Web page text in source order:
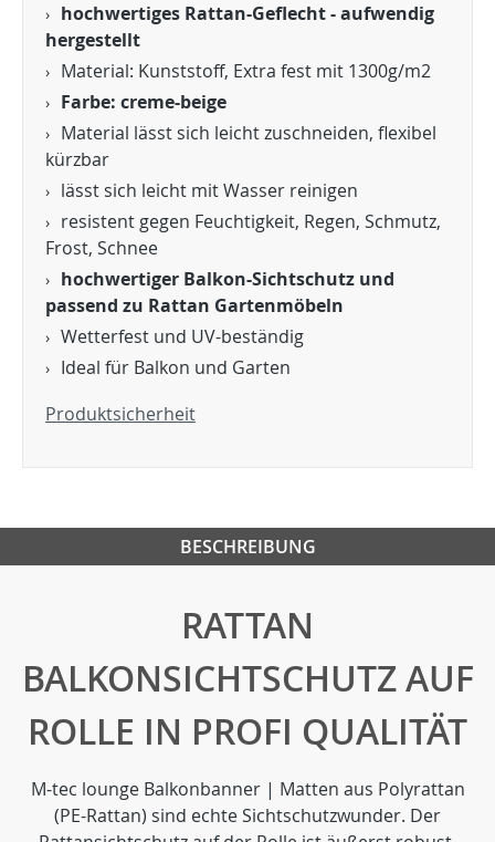
hochwertiges Rattan-Geflecht - aufwendig
hergestellt
Material: Kunststoff, Extra fest mit 1300g/m2
Farbe: creme-beige
Material lässt sich leicht zuschneiden, flexibel
kürzbar
lässt sich leicht mit Wasser reinigen
resistent gegen Feuchtigkeit, Regen, Schmutz,
Frost, Schnee
hochwertiger Balkon-Sichtschutz und
passend zu Rattan Gartenmöbeln
Wetterfest und UV-beständig
Ideal für Balkon und Garten
Produktsicherheit
BESCHREIBUNG
RATTAN
BALKONSICHTSCHUTZ AUF
ROLLE IN PROFI QUALITÄT
M-tec lounge Balkonbanner | Matten aus Polyrattan
(PE-Rattan) sind echte Sichtschutzwunder. Der